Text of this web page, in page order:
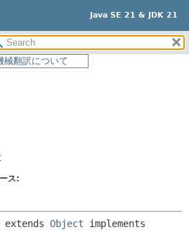
Java SE 21 & JDK 21
サマリー:
ネスト済
メソッド
械翻訳について
ス:
extends Object